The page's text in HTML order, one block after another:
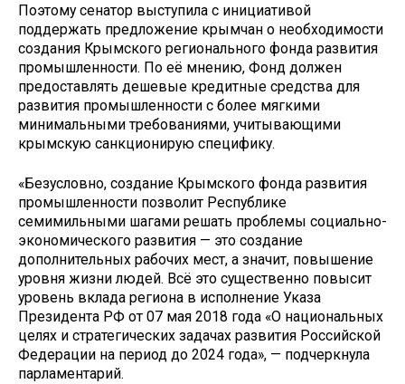
Поэтому сенатор выступила с инициативой
поддержать предложение крымчан о необходимости
создания Крымского регионального фонда развития
промышленности. По её мнению, Фонд должен
предоставлять дешевые кредитные средства для
развития промышленности с более мягкими
минимальными требованиями, учитывающими
крымскую санкционирую специфику.
«Безусловно, создание Крымского фонда развития
промышленности позволит Республике
семимильными шагами решать проблемы социально-
экономического развития — это создание
дополнительных рабочих мест, а значит, повышение
уровня жизни людей. Всё это существенно повысит
уровень вклада региона в исполнение Указа
Президента РФ от 07 мая 2018 года «О национальных
целях и стратегических задачах развития Российской
Федерации на период до 2024 года», — подчеркнула
парламентарий.